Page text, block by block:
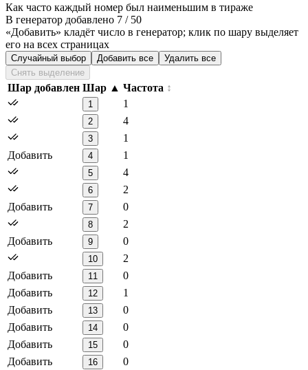
Как часто каждый номер был наименьшим в тираже
В генератор добавлено 7 / 50
«Добавить» кладёт число в генератор; клик по шару выделяет
его на всех страницах
Случайный выбор Добавить все
Удалить все
Снять выделение
Шар добавлен Шар Частота
1 1
2 4
3
1
Добавить
4 1
5 4
6
2
Добавить
7 0
8
2
Добавить
9 0
10
2
Добавить
11
0
Добавить
12
1
Добавить
13
0
Добавить
14
0
Добавить
15
0
Добавить
16
0